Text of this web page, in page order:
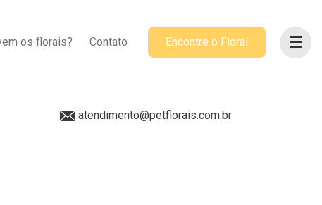
os florais? Contato Encontre o Floral
ACOMPANHE-NOS
@petflorais
atendimento@petflorais.com.br